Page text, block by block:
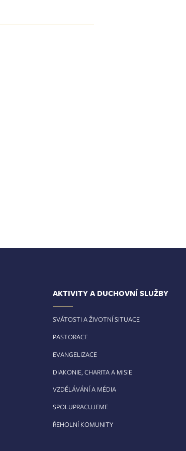
AKTIVITY A DUCHOVNÍ SLUŽBY
SVÁTOSTI A ŽIVOTNÍ SITUACE
PASTORACE
EVANGELIZACE
DIAKONIE, CHARITA A MISIE
VZDĚLÁVÁNÍ A MÉDIA
SPOLUPRACUJEME
ŘEHOLNÍ KOMUNITY